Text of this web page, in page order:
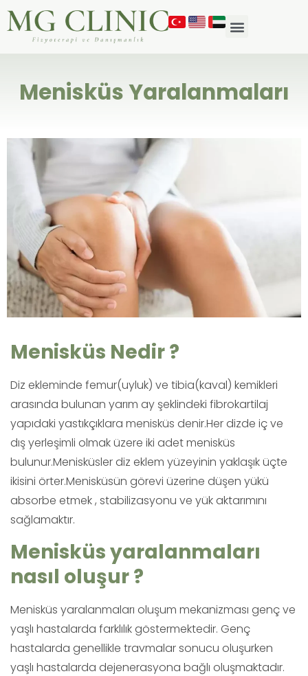
Menisküs Yaralanmaları
Menisküs Nedir ?
Diz ekleminde femur(uyluk) ve tibia(kaval) kemikleri
arasında bulunan yarım ay şeklindeki fibrokartilaj
yapıdaki yastıkçıklara menisküs denir.Her dizde iç ve
dış yerleşimli olmak üzere iki adet menisküs
bulunur.Menisküsler diz eklem yüzeyinin yaklaşık üçte
ikisini örter.Menisküsün görevi üzerine düşen yükü
absorbe etmek , stabilizasyonu ve yük aktarımını
sağlamaktır.
Menisküs yaralanmaları
nasıl oluşur ?
Menisküs yaralanmaları oluşum mekanizması genç ve
yaşlı hastalarda farklılık göstermektedir. Genç
hastalarda genellikle travmalar sonucu oluşurken
yaşlı hastalarda dejenerasyona bağlı oluşmaktadır.